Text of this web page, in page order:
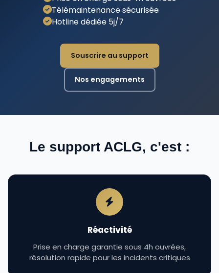
Télémaintenance sécurisée
Hotline dédiée 5j/7
Souscrire au support
Nos engagements
Le support ACLG, c'est :
Réactivité
Prise en charge garantie sous 4h ouvrées,
résolution rapide pour les incidents critiques